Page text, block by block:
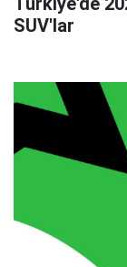
SUV'lar